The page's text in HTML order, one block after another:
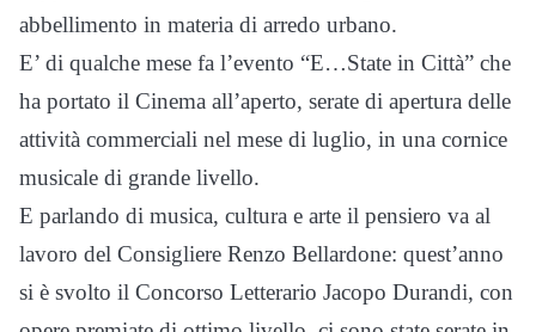
abbellimento in materia di arredo urbano.
E’ di qualche mese fa l’evento “E…State in Città” che
ha portato il Cinema all’aperto, serate di apertura delle
attività commerciali nel mese di luglio, in una cornice
musicale di grande livello.
E parlando di musica, cultura e arte il pensiero va al
lavoro del Consigliere Renzo Bellardone: quest’anno
si è svolto il Concorso Letterario Jacopo Durandi, con